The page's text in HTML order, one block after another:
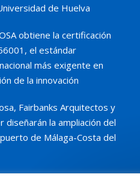
de Huelva
obtiene la certificación
el estándar
más exigente en
de la innovación
Fairbanks Arquitectos y
diseñarán la ampliación del
de Málaga-Costa del